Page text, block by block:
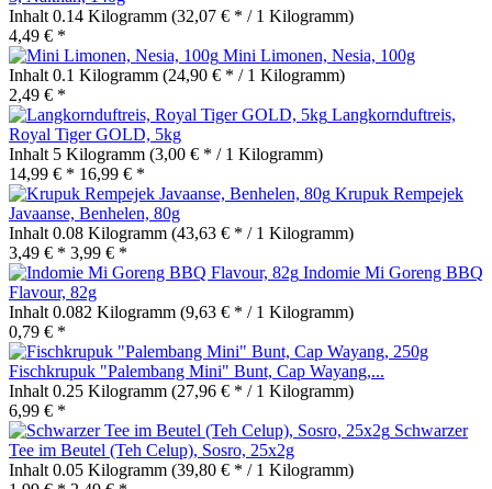
Inhalt 0.14 Kilogramm (32,07 € * / 1 Kilogramm)
4,49 € *
Mini Limonen, Nesia, 100g
Inhalt 0.1 Kilogramm (24,90 € * / 1 Kilogramm)
2,49 € *
Langkornduftreis,
Royal Tiger GOLD, 5kg
Inhalt 5 Kilogramm (3,00 € * / 1 Kilogramm)
14,99 € * 16,99 € *
Krupuk Rempejek
Javaanse, Benhelen, 80g
Inhalt 0.08 Kilogramm (43,63 € * / 1 Kilogramm)
3,49 € * 3,99 € *
Indomie Mi Goreng BBQ
Flavour, 82g
Inhalt 0.082 Kilogramm (9,63 € * / 1 Kilogramm)
0,79 € *
Fischkrupuk "Palembang Mini" Bunt, Cap Wayang,...
Inhalt 0.25 Kilogramm (27,96 € * / 1 Kilogramm)
6,99 € *
Schwarzer
Tee im Beutel (Teh Celup), Sosro, 25x2g
Inhalt 0.05 Kilogramm (39,80 € * / 1 Kilogramm)